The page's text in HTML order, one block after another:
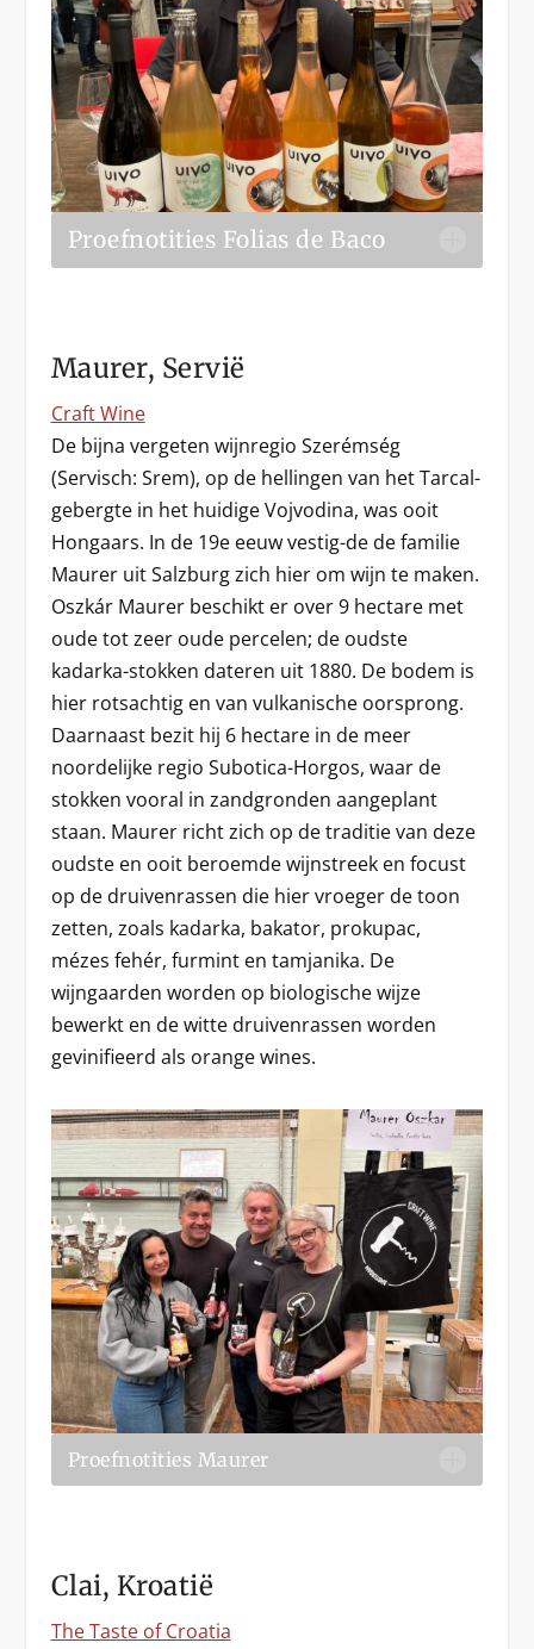
Proefnotities Folias de Baco
Maurer, Servië
Craft Wine
De bijna vergeten wijnregio Szerémség
(Servisch: Srem), op de hellingen van het Tarcal-
gebergte in het huidige Vojvodina, was ooit
Hongaars. In de 19e eeuw vestig-de de familie
Maurer uit Salzburg zich hier om wijn te maken.
Oszkár Maurer beschikt er over 9 hectare met
oude tot zeer oude percelen; de oudste
kadarka-stokken dateren uit 1880. De bodem is
hier rotsachtig en van vulkanische oorsprong.
Daarnaast bezit hij 6 hectare in de meer
noordelijke regio Subotica-Horgos, waar de
stokken vooral in zandgronden aangeplant
staan. Maurer richt zich op de traditie van deze
oudste en ooit beroemde wijnstreek en focust
op de druivenrassen die hier vroeger de toon
zetten, zoals kadarka, bakator, prokupac,
mézes fehér, furmint en tamjanika. De
wijngaarden worden op biologische wijze
bewerkt en de witte druivenrassen worden
gevinifieerd als orange wines.
Proefnotities Maurer
Clai, Kroatië
The Taste of Croatia